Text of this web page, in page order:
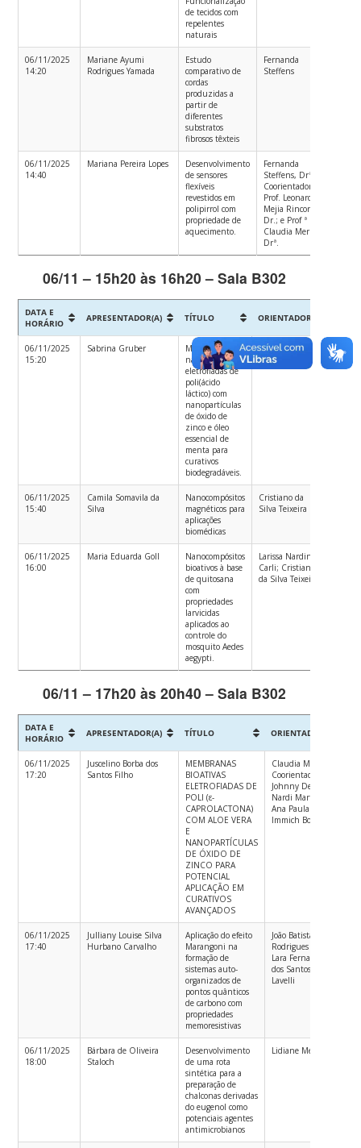
de tecidos com
repelentes
naturais
06/11/2025
14:20
Mariane Ayumi
Rodrigues Yamada
Estudo
comparativo de
cordas
produzidas a
partir de
diferentes
substratos
fibrosos têxteis
Fernanda
Steffens
06/11/2025
14:40
Mariana Pereira Lopes
Desenvolvimento
de sensores
flexíveis
revestidos em
polipirrol com
propriedade de
aquecimento.
Fernanda
Steffens, Drª.;
Coorientador(a)
Prof. Leonardo
Mejia Rincon,
Dr.; e Prof ª
Claudia Merlini,
Drª.
06/11 – 15h20 às 16h20 – Sala B302
DATA E
HORÁRIO
APRESENTADOR(A) TÍTULO ORIENTADOR
06/11/2025
15:20
Sabrina Gruber
Membranas
nanofibrosas
eletrofiadas de
poli(ácido
láctico) com
nanopartículas
de óxido de
zinco e óleo
essencial de
menta para
curativos
biodegradáveis.
Claudia Merlini
de
06/11/2025
15:40
Camila Somavila da
Silva
Nanocompósitos
magnéticos para
aplicações
biomédicas
Cristiano da
Silva Teixeira
06/11/2025
16:00
Maria Eduarda Goll
Nanocompósitos
bioativos à base
de quitosana
com
propriedades
larvicidas
aplicados ao
controle do
mosquito Aedes
aegypti.
Larissa Nardini
Carli; Cristiano
da Silva Teixeira
06/11 – 17h20 às 20h40 – Sala B302
DATA E
HORÁRIO
APRESENTADOR(A) TÍTULO ORIENTADOR
06/11/2025
17:20
Juscelino Borba dos
Santos Filho
MEMBRANAS
BIOATIVAS
ELETROFIADAS DE
POLI (ε-
CAPROLACTONA)
COM ALOE VERA
E
NANOPARTÍCULAS
DE ÓXIDO DE
ZINCO PARA
POTENCIAL
APLICAÇÃO EM
CURATIVOS
AVANÇADOS
Claudia Merlini;
Coorientadores:
Johnny De
Nardi Martins;
Ana Paula
Immich Boemo
06/11/2025
17:40
Julliany Louise Silva
Hurbano Carvalho
Aplicação do efeito
Marangoni na
formação de
sistemas auto-
organizados de
pontos quânticos
de carbono com
propriedades
memoresistivas
João Batista
Rodrigues Neto;
Lara Fernandes
dos Santos
Lavelli
06/11/2025
18:00
Bárbara de Oliveira
Staloch
Desenvolvimento
de uma rota
sintética para a
preparação de
chalconas derivadas
do eugenol como
potenciais agentes
antimicrobianos
Lidiane Meier